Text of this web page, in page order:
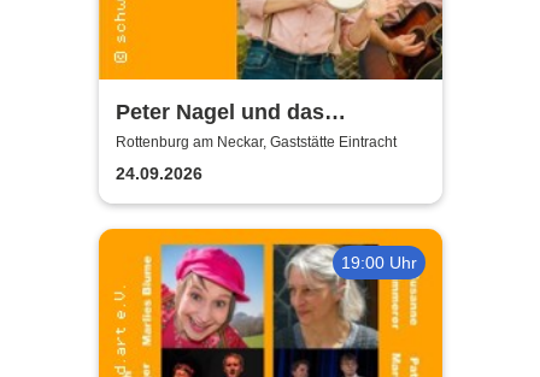
Peter Nagel und das
MundArt-Brettle | Gaststätte
Eintracht
Rottenburg am Neckar, Gaststätte Eintracht
24.09.2026
19:00 Uhr